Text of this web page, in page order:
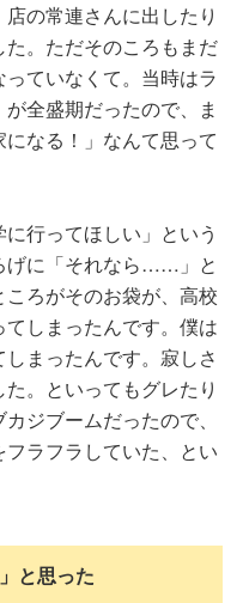
の常連さんに出したり
。ただそのころもまだ
っていなくて。当時はラ
全盛期だったので、ま
なる！」なんて思って
行ってほしい」という
げに「それなら……」と
ろがそのお袋が、高校
しまったんです。僕は
まったんです。寂しさ
。といってもグレたり
ジブームだったので、
ラフラしていた、とい
と思った